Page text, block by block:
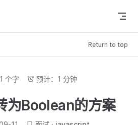
Return to top
个字 预计：1 分钟
为Boolean的方案